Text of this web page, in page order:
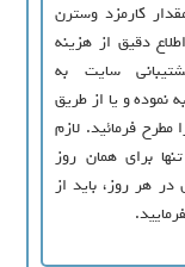
کارمزد وسترن
اطلاع دقیق از هزینه
سايت به
نموده و يا از طریق
فرمائيد. لازم
براي همان روز
هر روز، بايد از